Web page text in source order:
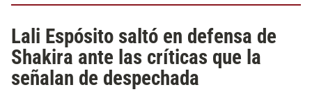
Lali Espósito saltó en defensa de
Shakira ante las críticas que la
señalan de despechada